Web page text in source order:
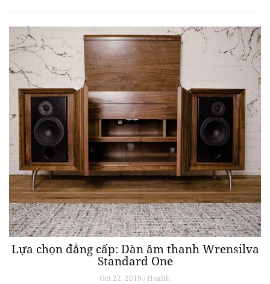
Lựa chọn đẳng cấp: Dàn âm thanh Wrensilva
Standard One
Oct 22, 2019 / Health